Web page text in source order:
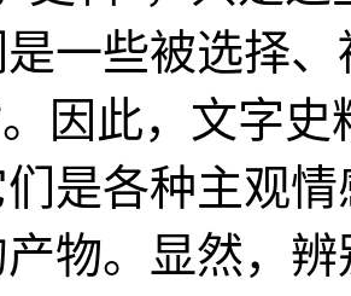
一些被选择
因此，文字
是各种主观
物。显然，